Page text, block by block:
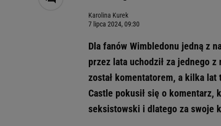
Karolina Kurek
7 lipca 2024, 09:30
Dla fanów Wimbledonu jedną z
przez lata uchodził za jednego
został komentatorem, a kilka lat
Castle pokusił się o komentarz,
seksistowski i dlatego za swoje